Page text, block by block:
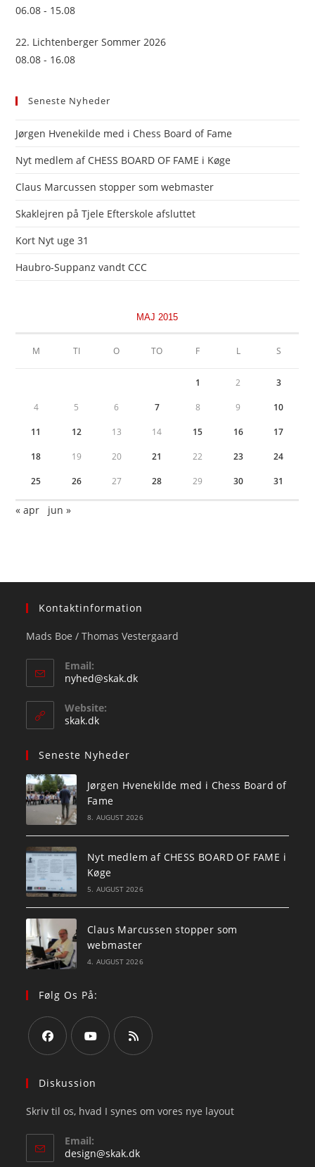
06.08 - 15.08
22. Lichtenberger Sommer 2026
08.08 - 16.08
Seneste Nyheder
Jørgen Hvenekilde med i Chess Board of Fame
Nyt medlem af CHESS BOARD OF FAME i Køge
Claus Marcussen stopper som webmaster
Skaklejren på Tjele Efterskole afsluttet
Kort Nyt uge 31
Haubro-Suppanz vandt CCC
MAJ 2015
M TI O TO F L S
1 2 3
4 5 6 7 8 9 10
11 12 13 14 15 16 17
18 19 20 21 22 23 24
25 26 27 28 29 30 31
« apr jun »
Kontaktinformation
Mads Boe / Thomas Vestergaard
Email:
nyhed@skak.dkOpens
Website:
skak.dk
Seneste Nyheder
Jørgen Hvenekilde med i Chess Board of
Fame
8. AUGUST 2026
Nyt medlem af CHESS BOARD OF FAME i
Køge
5. AUGUST 2026
Claus Marcussen stopper som
webmaster
4. AUGUST 2026
Følg Os På:
in
new
tab
in
new
new
Diskussion
Skriv til os, hvad I synes om vores nye layout
Email:
design@skak.dkOpens